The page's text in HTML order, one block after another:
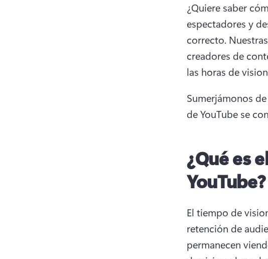
¿Quiere saber
espectadores y
correcto. Nuestras
creadores de
las horas de
Sumerjámonos
de YouTube se
¿Qué es
YouTube?
El tiempo de
retención de
permanecen